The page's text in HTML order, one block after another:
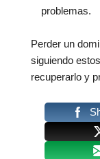
problemas.
Perder un
siguiendo
recuperarlo y